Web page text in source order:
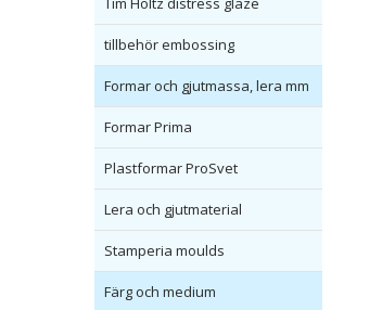
tillbehör embossing
Formar och gjutmassa, lera mm
Formar Prima
Plastformar ProSvet
Lera och gjutmaterial
Stamperia moulds
Färg och medium